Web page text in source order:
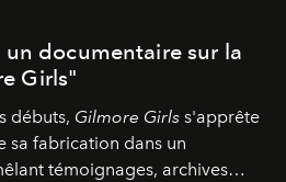
documentaire sur la
Girls"
débuts, Gilmore Girls s'apprête
sa fabrication dans un
témoignages, archives